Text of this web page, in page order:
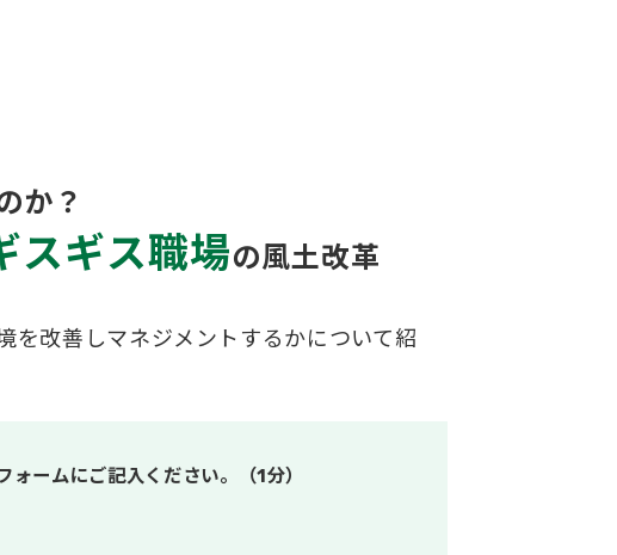
か？
スギス職場の風土改革
を改善しマネジメントするかについて紹
ォームにご記入ください。（1分）